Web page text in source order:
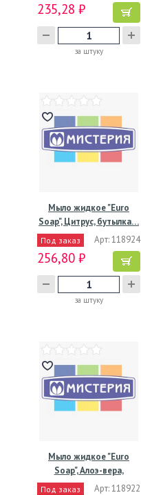
235,28 ₽
за штуку
Мыло жидкое "Euro
Soap", Цитрус, бутылка…
Под заказ Арт: 118924
256,80 ₽
за штуку
Мыло жидкое "Euro
Soap", Алоэ-вера,
бутылка…
Под заказ Арт: 118922